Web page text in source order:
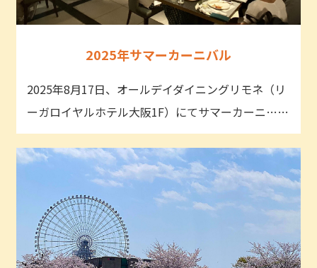
2025年サマーカーニバル
2025年8月17日、オールデイダイニングリモネ（リ
ーガロイヤルホテル大阪1F）にてサマーカーニ……